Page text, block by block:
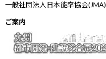
一般社団法人日本能率協会(JMA)
ご案内